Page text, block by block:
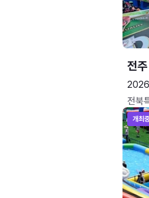
전
전북
개최